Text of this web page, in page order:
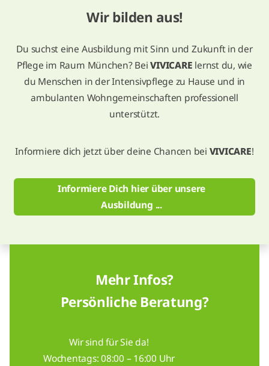
Wir bilden aus!
Du suchst eine Ausbildung mit Sinn und Zukunft in der
Pflege im Raum München? BeiVIVICARE lernst du, wie
du Menschen in der Intensivpflege zu Hause und in
ambulanten Wohngemeinschaften professionell
unterstützt.
Informiere dich jetzt über deine Chancen bei VIVICARE!
Informiere Dich hier über unsere
Ausbildung ...
Mehr Infos?
Persönliche Beratung?
Wir sind für Sie da!
Wochentags: 08:00 – 16:00 Uhr